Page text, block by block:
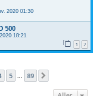
2020 01:30
500
18:21
1 2
5 89